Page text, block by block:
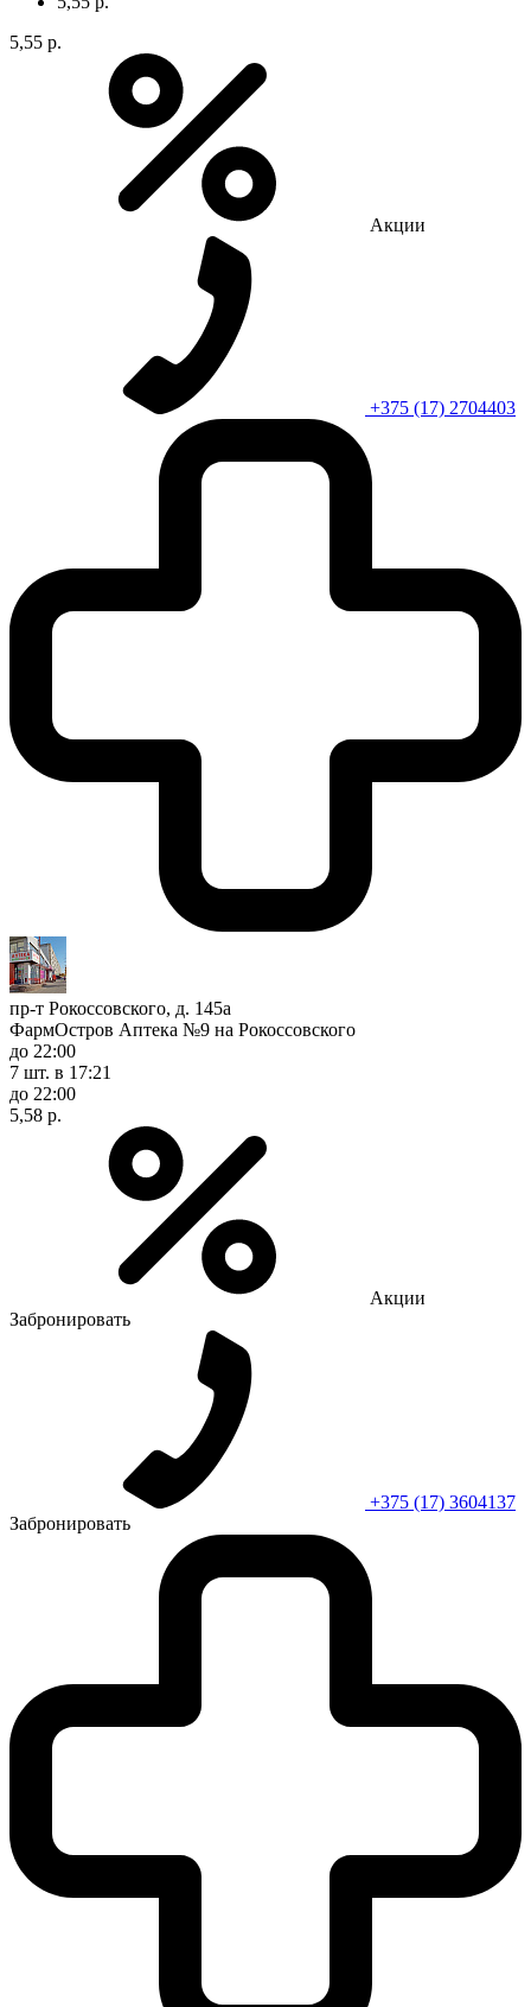
5,55 р.
Акции
+375 (17) 2704403
пр-т Рокоссовского, д. 145а
ФармОстров Аптека №9 на Рокоссовского
до 22:00
7 шт. в 17:21
до 22:00
5,58 р.
Акции
Забронировать
+375 (17) 3604137
Забронировать